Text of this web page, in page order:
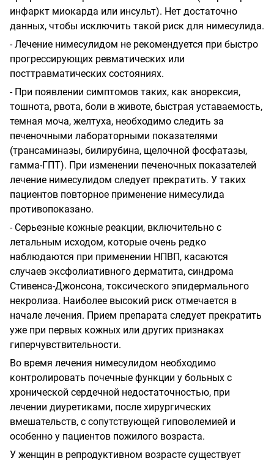
инфаркт миокарда или инсульт). Нет достаточно
данных, чтобы исключить такой риск для нимесулида.
- Лечение нимесулидом не рекомендуется при быстро
прогрессирующих ревматических или
посттравматических состояниях.
- При появлении симптомов таких, как анорексия,
тошнота, рвота, боли в животе, быстрая уставаемость,
темная моча, желтуха, необходимо следить за
печеночными лабораторными показателями
(трансаминазы, билирубина, щелочной фосфатазы,
гамма-ГПТ). При изменении печеночных показателей
лечение нимесулидом следует прекратить. У таких
пациентов повторное применение нимесулида
противопоказано.
- Серьезные кожные реакции, включительно с
летальным исходом, которые очень редко
наблюдаются при применении НПВП, касаются
случаев эксфолиативного дерматита, синдрома
Стивенса-Джонсона, токсического эпидермального
некролиза. Наиболее высокий риск отмечается в
начале лечения. Прием препарата следует прекратить
уже при первых кожных или других признаках
гиперчувствительности.
Во время лечения нимесулидом необходимо
контролировать почечные функции у больных с
хронической сердечной недостаточностью, при
лечении диуретиками, после хирургических
вмешательств, с сопутствующей гиповолемией и
особенно у пациентов пожилого возраста.
У женщин в репродуктивном возрасте существует